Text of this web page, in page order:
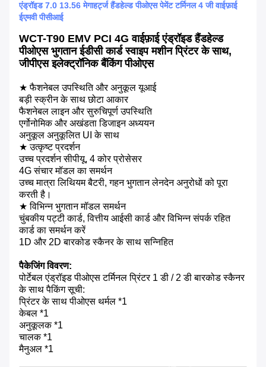
एंड्रॉइड 7.0 13.56 मेगाहर्ट्ज हैंडहेल्ड पीओएस पेमेंट टर्मिनल 4 जी वाईफ़ाई
ईएमवी पीसीआई
WCT-T90 EMV PCI 4G वाईफ़ाई एंड्रॉइड हैंडहेल्ड
पीओएस भुगतान ईडीसी कार्ड स्वाइप मशीन प्रिंटर के साथ,
जीपीएस इलेक्ट्रॉनिक बैंकिंग पीओएस
★ फैशनेबल उपस्थिति और अनुकूल यूआई
बड़ी स्क्रीन के साथ छोटा आकार
फैशनेबल लाइन और सुरुचिपूर्ण उपस्थिति
एर्गोनोमिक और अखंडता डिजाइन अध्ययन
अनुकूल अनुकूलित UI के साथ
★ उत्कृष्ट प्रदर्शन
उच्च प्रदर्शन सीपीयू, 4 कोर प्रोसेसर
4G संचार मॉडल का समर्थन
उच्च मात्रा लिथियम बैटरी, गहन भुगतान लेनदेन अनुरोधों को पूरा
करती है।
★ विभिन्न भुगतान मॉडल समर्थन
चुंबकीय पट्टी कार्ड, वित्तीय आईसी कार्ड और विभिन्न संपर्क रहित
कार्ड का समर्थन करें
1D और 2D बारकोड स्कैनर के साथ सन्निहित
पैकेजिंग विवरण:
पोर्टेबल एंड्रॉइड पीओएस टर्मिनल प्रिंटर 1 डी / 2 डी बारकोड स्कैनर
के साथ पैकिंग सूची:
प्रिंटर के साथ पीओएस थर्मल *1
केबल *1
अनुकूलक *1
चालक *1
मैनुअल *1